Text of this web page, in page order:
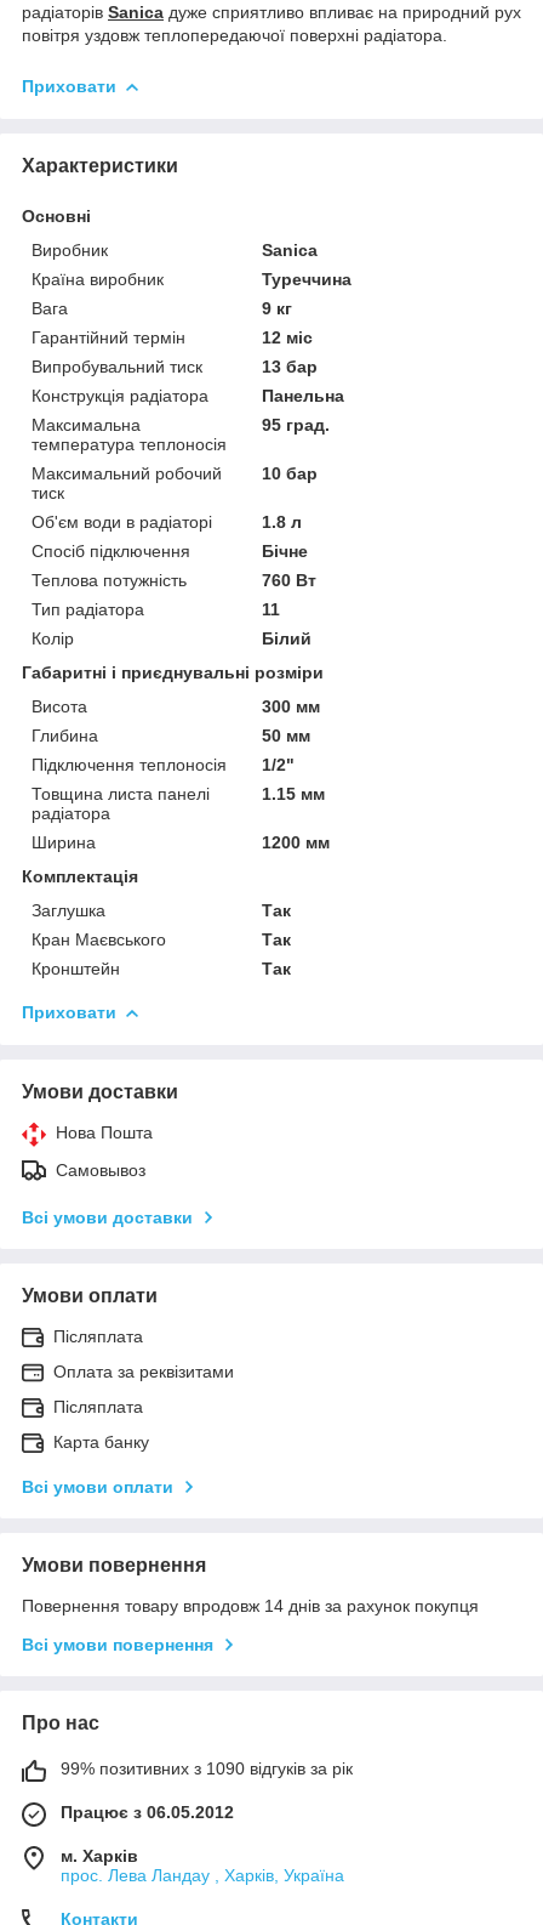
радіаторів Sanica дуже сприятливо впливає на природний рух
повітря уздовж теплопередаючої поверхні радіатора.
Приховати
Характеристики
Основні
Виробник
Sanica
Країна виробник
Туреччина
Вага
9 кг
Гарантійний термін
12 міс
Випробувальний тиск
13 бар
Конструкція радіатора
Панельна
Максимальна
температура теплоносія
95 град.
Максимальний робочий
тиск
10 бар
Об'єм води в радіаторі
1.8 л
Спосіб підключення
Бічне
Теплова потужність
760 Вт
Тип радіатора
11
Колір
Білий
Габаритні і приєднувальні розміри
Висота
300 мм
Глибина
50 мм
Підключення теплоносія
1/2"
Товщина листа панелі
радіатора
1.15 мм
Ширина
1200 мм
Комплектація
Заглушка
Так
Кран Маєвського
Так
Кронштейн
Так
Приховати
Умови доставки
Нова Пошта
Самовывоз
Всі умови доставки
Умови оплати
Післяплата
Оплата за реквізитами
Післяплата
Карта банку
Всі умови оплати
Умови повернення
Повернення товару впродовж 14 днів за рахунок покупця
Всі умови повернення
Про нас
99% позитивних з 1090 відгуків за рік
Працює з 06.05.2012
м. Харків
прос. Лева Ландау , Харків, Україна
Контакти